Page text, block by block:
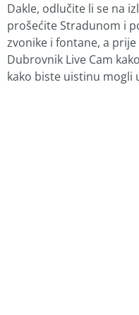
Dakle, odlučite li se na
prošećite Stradunom i
zvonike i fontane, a
Dubrovnik Live Cam
kako biste uistinu mogli